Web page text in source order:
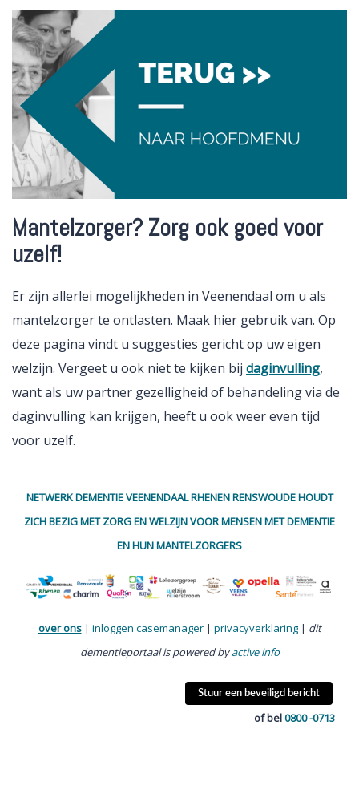
Mantelzorger? Zorg ook goed voor
uzelf!
Er zijn allerlei mogelijkheden in Veenendaal om u als
mantelzorger te ontlasten. Maak hier gebruik van. Op
deze pagina vindt u suggesties gericht op uw eigen
welzijn. Vergeet u ook niet te kijken bij daginvulling,
want als uw partner gezelligheid of behandeling via de
daginvulling kan krijgen, heeft u ook weer even tijd
voor uzelf.
NETWERK DEMENTIE VEENENDAAL RHENEN RENSWOUDE HOUDT
ZICH BEZIG MET ZORG EN WELZIJN VOOR MENSEN MET DEMENTIE
EN HUN MANTELZORGERS
over ons| inloggen casemanager| privacyverklaring| dit
dementieportaal is powered byactive info
Stuur een beveiligd bericht
of bel0800 -0713